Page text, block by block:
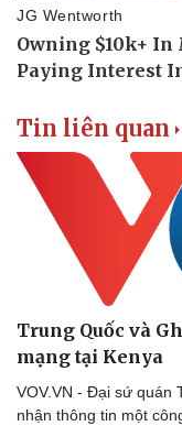
Pháp luật
Vụ án
Tin nóng
Tin liên quan
Trung Quốc và
mạng tại Kenya
VOV.VN - Đại sứ quán
nhận thông tin một